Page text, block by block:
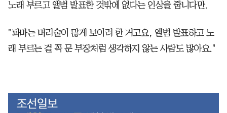
노래 부르고 앨범 발표한 것밖에 없다는 인상을 줍니다만.
"파마는 머리숱이 많게 보이려 한 거고요, 앨범 발표하고 노
래 부르는 걸 꼭 문 부장처럼 생각하지 않는 사람도 많아요."